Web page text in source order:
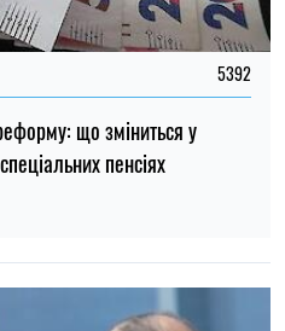
5392
що зміниться у
пенсіях